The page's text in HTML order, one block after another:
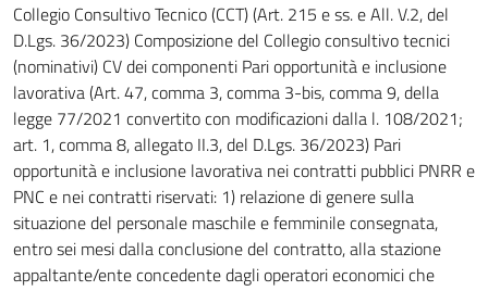
Collegio Consultivo Tecnico (CCT) (Art. 215 e ss. e All. V.2, del
D.Lgs. 36/2023) Composizione del Collegio consultivo tecnici
(nominativi) CV dei componenti Pari opportunità e inclusione
lavorativa (Art. 47, comma 3, comma 3-bis, comma 9, della
legge 77/2021 convertito con modificazioni dalla l. 108/2021;
art. 1, comma 8, allegato II.3, del D.Lgs. 36/2023) Pari
opportunità e inclusione lavorativa nei contratti pubblici PNRR e
PNC e nei contratti riservati: 1) relazione di genere sulla
situazione del personale maschile e femminile consegnata,
entro sei mesi dalla conclusione del contratto, alla stazione
appaltante/ente concedente dagli operatori economici che